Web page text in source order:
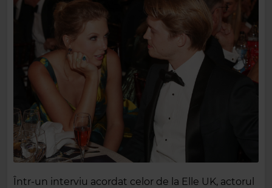
Într-un interviu acordat celor de la Elle UK, actorul